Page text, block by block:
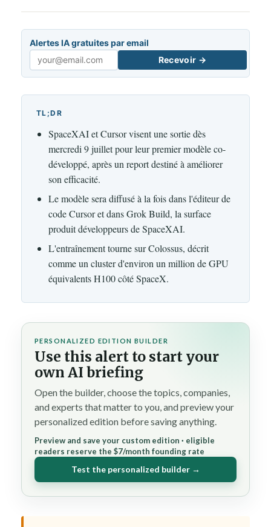
Alertes IA gratuites par email
Email
Recevoir →
TL;DR
SpaceXAI et Cursor visent une sortie dès
mercredi 9 juillet pour leur premier modèle co-
développé, après un report destiné à améliorer
son efficacité.
Le modèle sera diffusé à la fois dans l'éditeur de
code Cursor et dans Grok Build, la surface
produit développeurs de SpaceXAI.
L'entraînement tourne sur Colossus, décrit
comme un cluster d'environ un million de GPU
équivalents H100 côté SpaceX.
PERSONALIZED EDITION BUILDER
Use this alert to start your
own AI briefing
Open the builder, choose the topics, companies,
and experts that matter to you, and preview your
personalized edition before saving anything.
Preview and save your custom edition · eligible
readers reserve the $7/month founding rate
Test the personalized builder →